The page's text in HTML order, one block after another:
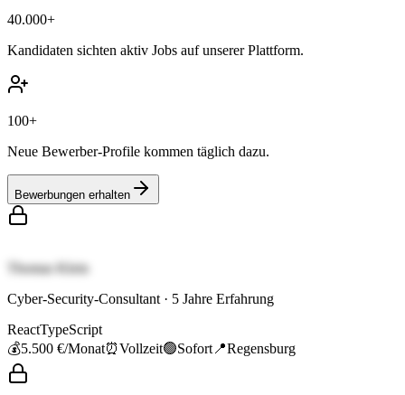
40.000+
Kandidaten sichten aktiv Jobs auf unserer Plattform.
100+
Neue Bewerber-Profile kommen täglich dazu.
Bewerbungen erhalten
Thomas Klein
Cyber-Security-Consultant · 5 Jahre Erfahrung
ReactTypeScript
💰5.500 €/Monat⏰Vollzeit🟢Sofort 📍Regensburg